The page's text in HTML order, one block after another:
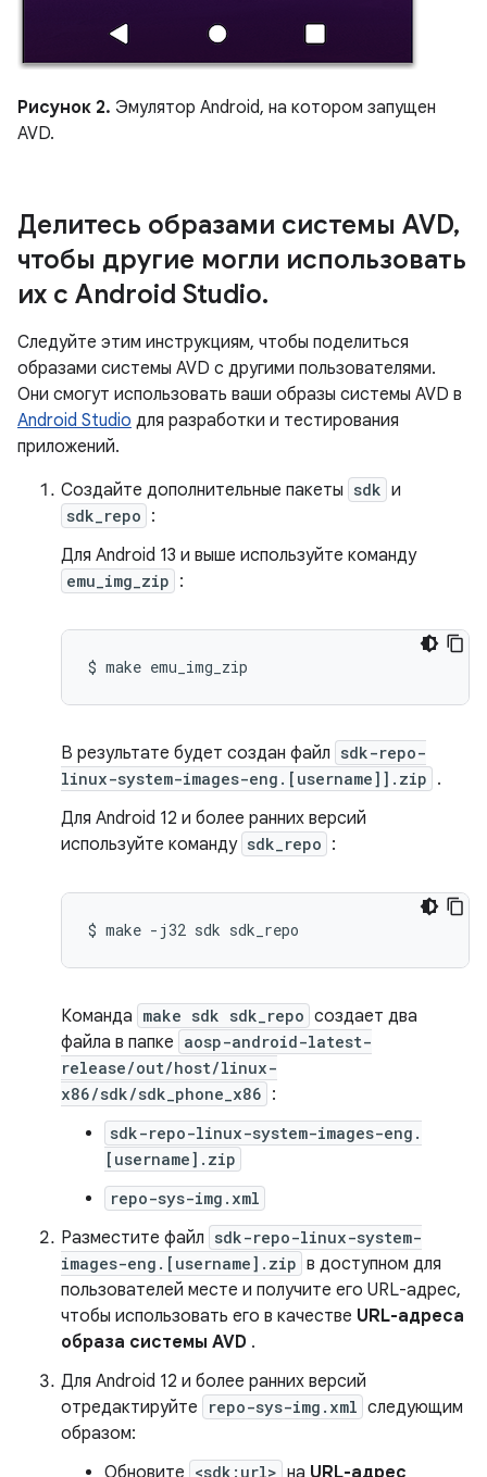
Рисунок 2. Эмулятор Android, на котором запущен
AVD.
Делитесь образами системы AVD,
чтобы другие могли использовать
их с Android Studio.
Следуйте этим инструкциям, чтобы поделиться
образами системы AVD с другими пользователями.
Они смогут использовать ваши образы системы AVD в
Android Studio для разработки и тестирования
приложений.
Создайте дополнительные пакеты sdk и
sdk_repo :
Для Android 13 и выше используйте команду
emu_img_zip :
$ make
В результате будет создан файл sdk-repo-
linux-system-images-eng.[username]].zip .
Для Android 12 и более ранних версий
используйте команду sdk_repo :
$ make -j32 sdk
Команда make sdk sdk_repo создает два
файла в папке aosp-android-latest-
release/out/host/linux-
x86/sdk/sdk_phone_x86 :
sdk-repo-linux-system-images-eng.
[username].zip
repo-sys-img.xml
Разместите файл sdk-repo-linux-system-
images-eng.[username].zip в доступном для
пользователей месте и получите его URL-адрес,
чтобы использовать его в качестве URL-адреса
образа системы AVD .
Для Android 12 и более ранних версий
отредактируйте
repo-sys-img.xml следующим
образом:
Обновите <sdk:url> на URL-адрес